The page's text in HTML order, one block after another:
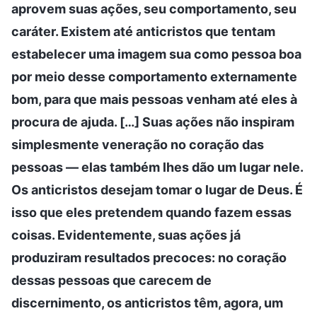
aprovem suas ações, seu comportamento, seu
caráter. Existem até anticristos que tentam
estabelecer uma imagem sua como pessoa boa
por meio desse comportamento externamente
bom, para que mais pessoas venham até eles à
procura de ajuda. […] Suas ações não inspiram
simplesmente veneração no coração das
pessoas — elas também lhes dão um lugar nele.
Os anticristos desejam tomar o lugar de Deus. É
isso que eles pretendem quando fazem essas
coisas. Evidentemente, suas ações já
produziram resultados precoces: no coração
dessas pessoas que carecem de
discernimento, os anticristos têm, agora, um